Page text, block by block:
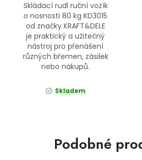
Skládací rudl ruční vozík
o nosnosti 80 kg KD3015
od značky KRAFT&DELE
je praktický a užitečný
nástroj pro přenášení
různých břemen, zásilek
nebo nákupů.
Skladem
Podobné